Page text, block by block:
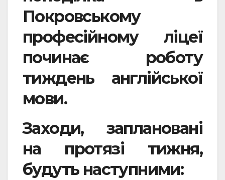
Покровському
професійному ліцеї
починає роботу
тиждень англійської
мови.
Заходи, заплановані
на протязі тижня,
будуть наступними: